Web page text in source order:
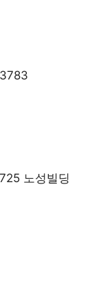
노성빌딩